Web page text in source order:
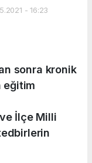
- 16:23
sonra kronik
eğitim
İlçe Milli